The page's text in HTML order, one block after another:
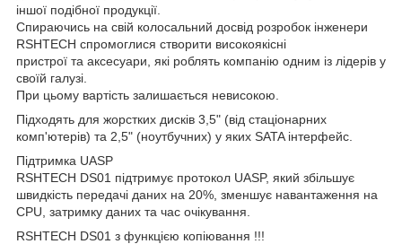
іншої подібної продукції.
Спираючись на свій колосальний досвід розробок інженери
RSHTECH спромоглися створити високоякісні
пристрої та аксесуари, які роблять компанію одним із лідерів у
своїй галузі.
При цьому вартість залишається невисокою.
Підходять для жорстких дисків 3,5" (від стаціонарних
комп'ютерів) та 2,5" (ноутбучних) у яких SATA інтерфейс.
Підтримка UASP
RSHTECH DS01 підтримує протокол UASP, який збільшує
швидкість передачі даних на 20%, зменшує навантаження на
CPU, затримку даних та час очікування.
RSHTECH DS01 з функцією копіювання !!!